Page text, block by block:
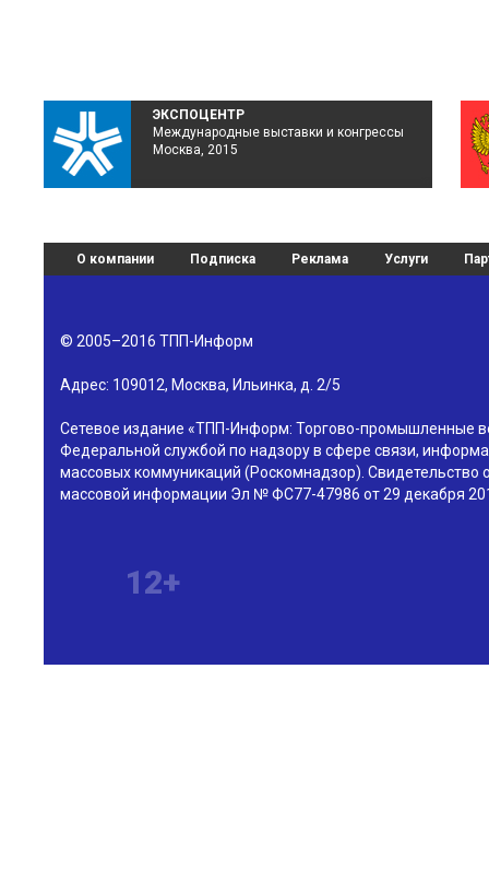
ЭКСПОЦЕНТР
Международные выставки и конгрессы
Москва, 2015
О компании Подписка Реклама Услуги
© 2005–2016 ТПП-Информ
Адрес: 109012, Москва, Ильинка, д. 2/5
Сетевое издание «ТПП-Информ: Торгово-промышленные
Федеральной службой по надзору в сфере связи,
массовых коммуникаций (Роскомнадзор). Свидетельство
массовой информации Эл № ФС77-47986 от 29 декабря
12+